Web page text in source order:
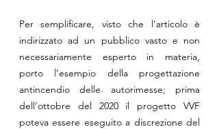
Per semplificare, visto che l’articolo è
indirizzato ad un pubblico vasto e non
necessariamente esperto in materia,
porto l’esempio della progettazione
antincendio delle autorimesse; prima
dell’ottobre del 2020 il progetto VVF
poteva essere eseguito a discrezione del